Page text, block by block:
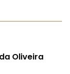
Oliveira